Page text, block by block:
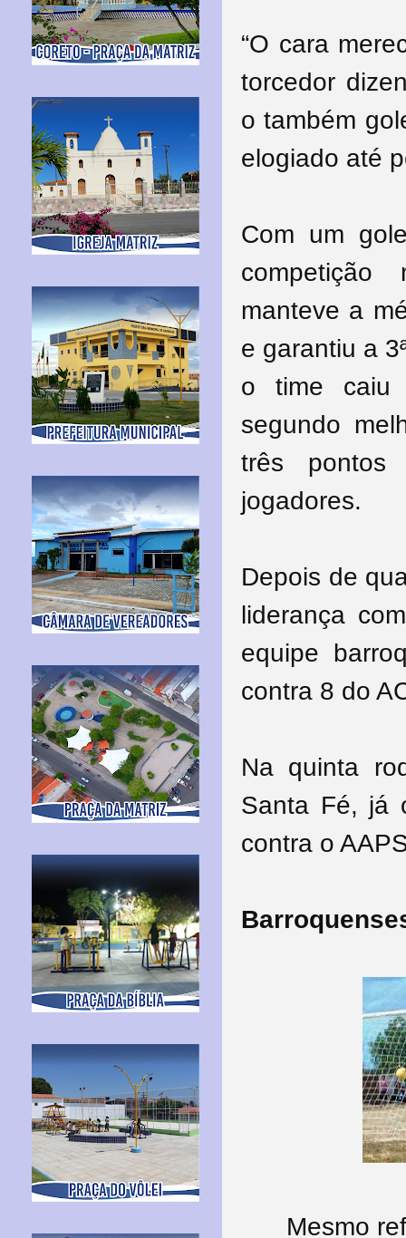
“O cara
torcedor
o também
elogiado até
Com um
manteve a
e garantiu a
o time caiu
segundo
três
jogadores.
Depois de
liderança
equipe
contra 8 do
Na quinta
Santa Fé, já
contra o
Mesmo